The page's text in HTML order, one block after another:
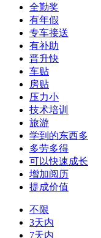
全勤奖
有年假
专车接送
有补助
晋升快
车贴
房贴
压力小
技术培训
旅游
学到的东西多
多劳多得
可以快速成长
增加阅历
提成价值
不限
3天内
7天内